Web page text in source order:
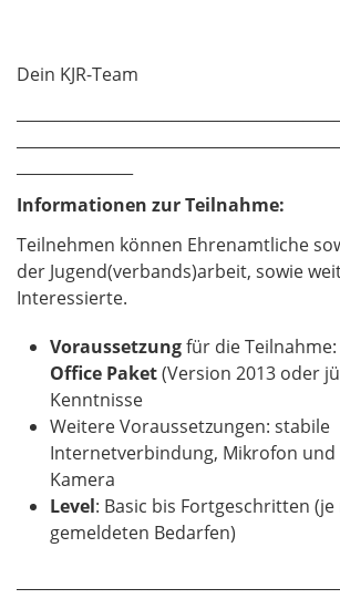
Dein KJR-Team
Informationen zur Teilnahme:
Teilnehmen können Ehrenamtliche
der Jugend(verbands)arbeit, sowie
Interessierte.
Voraussetzungfür die Teilnahme:
Office Paket(Version 2013 oder
Kenntnisse
Weitere Voraussetzungen: stabile
Internetverbindung, Mikrofon und
Kamera
Level: Basic bis Fortgeschritten (je
gemeldeten Bedarfen)